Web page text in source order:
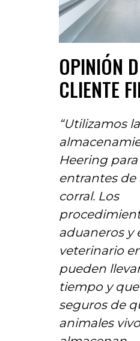
OPINIÓN
CLIENTE
“Utilizamos
Heering
entrantes de
corral. Los
aduaneros y
veterinario
pueden
tiempo y
seguros de
animales